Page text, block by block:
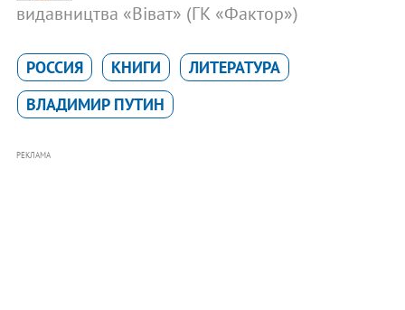
видавництва «Віват» (ГК «Фактор»)
РОССИЯ КНИГИ
ЛИТЕРАТУРА
ВЛАДИМИР ПУТИН
РЕКЛАМА